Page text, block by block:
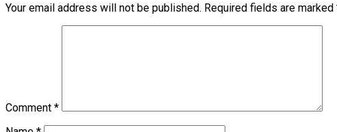
Your email address will not be published. Required fields are marked
Comment *